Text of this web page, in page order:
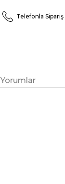
Telefonla Sipariş
Yorumlar